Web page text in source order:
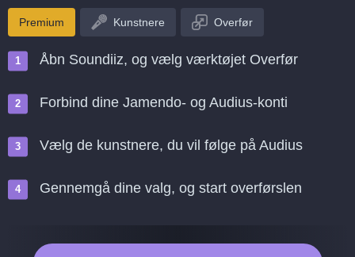
Premium Kunstnere Overfør
Åbn Soundiiz, og vælg værktøjet Overfør
Forbind dine Jamendo- og Audius-konti
Vælg de kunstnere, du vil følge på Audius
Gennemgå dine valg, og start overførslen